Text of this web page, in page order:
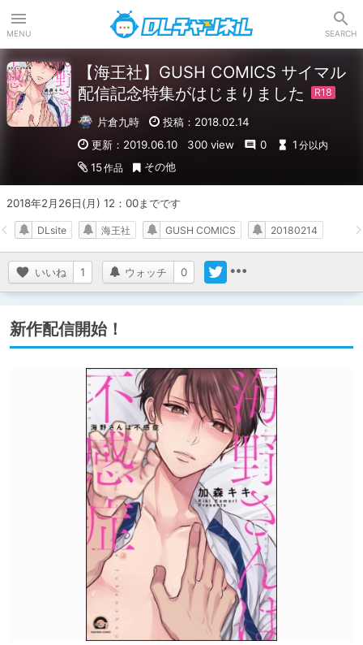
MENU SEARCH
【海王社】GUSH COMICS サイマル
配信記念特集がはじまりました
片倉九時
投稿：2018.02.14
更新：2019.06.10
300 view 0 1 分以内
15作品 その他
2018年2月26日(月) 12：00までです
いいね 1 ウォッチ 0
DLsite 海王社 GUSH COMICS 20180214
新作配信開始！